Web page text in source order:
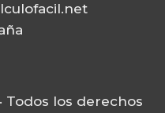
Todos los derechos